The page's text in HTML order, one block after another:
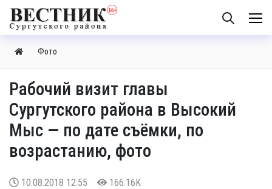
Фото
Рабочий визит главы
Сургутского района в Высокий
Мыс — по дате съёмки, по
возрастанию, фото
10.08.2018 12:55 166.16K